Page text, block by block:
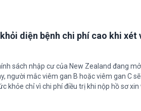
diện bệnh chi phí cao khi xét
sách nhập cư của New Zealand đang
người mắc viêm gan B hoặc viêm gan C
khỏe chỉ vì chi phí điều trị khi nộp hồ sơ xin